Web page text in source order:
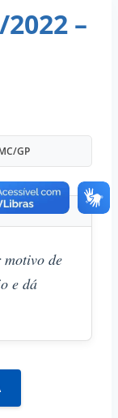
2022 –
GP
de
e dá